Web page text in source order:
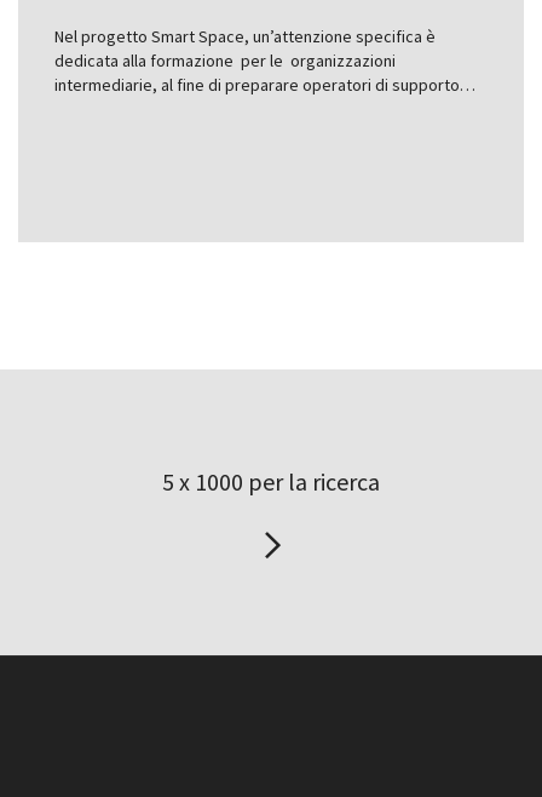
Nel progetto Smart Space, un’attenzione specifica è
dedicata alla formazione per le organizzazioni
intermediarie, al fine di preparare operatori di supporto…
5 x 1000 per la ricerca